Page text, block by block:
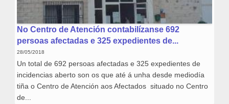
No Centro de Atención contabilízanse 692
persoas afectadas e 325 expedientes de...
28/05/2018
Un total de 692 persoas afectadas e 325 expedientes de
incidencias aberto son os que até á unha desde mediodía
tiña o Centro de Atención aos Afectados situado no Centro
de...